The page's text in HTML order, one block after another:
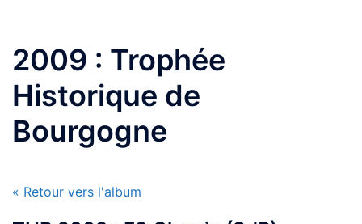
2009 : Trophée
Historique de
Bourgogne
« Retour vers l'album